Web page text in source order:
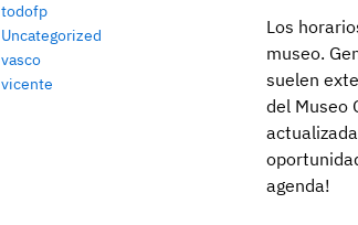
todofp
Uncategorized
vasco
vicente
Los
museo.
suelen
del Museo
agenda!